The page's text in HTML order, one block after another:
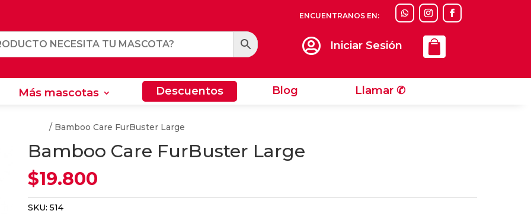
ENCUENTRANOS EN:
 Iniciar Sesión
Más mascotas Descuentos Blog Llamar ✆
Llamar ✆
/ Bamboo Care FurBuster Large
Bamboo Care FurBuster Large
$19.800
SKU: 514